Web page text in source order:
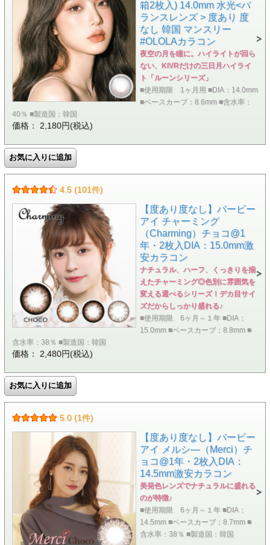
箱2枚入) 14.0mm 水光<バ
ランスレンズ > 度あり 度
なし 韓国 マンスリー
#OLOLAカラコン
夜空の月を瞳に。ハイライトが回ら
ない、KIVRだけの三日月ハイライ
ト「ルーンシリーズ」
■使用期限 1ヶ月用 ■DIA：14.0mm
■ベースカーブ：8.6mm ■含水率：
40％ ■製造国：韓国
価格： 2,180円(税込)
4.5 (101件)
【度あり度なし】バービー
アイ チャーミング
（Charming）チョコ@1
年・2枚入DIA：15.0mm激
安カラコン
ナチュラル、ハーフ、くっきりを揃
えたチャーミング◎色別に雰囲気を
変える選べるシリーズ！デカ目サイ
ズだからしっかり盛れる♪
■使用期限 6ヶ月～１年 ■DIA：
15.0mm ■ベースカーブ：8.8mm ■
含水率：38％ ■製造国：韓国
価格： 2,480円(税込)
5.0 (1件)
【度あり度なし】バービー
アイ メルシ―（Merci）チ
ョコ@1年・2枚入DIA：
14.5mm激安カラコン
美発色レンズでナチュラルに盛れる
のが特徴♪
■使用期限 6ヶ月～１年 ■DIA：
14.5mm ■ベースカーブ：8.7mm ■
含水率：38％ ■製造国：韓国